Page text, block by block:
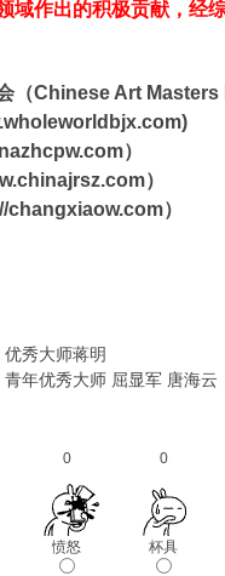
域作出的积极贡献，经
（Chinese Art
）
）
changxiaow.com）
秀大师蒋明
年优秀大师 屈显军 唐海云
0
愤怒
0
杯具